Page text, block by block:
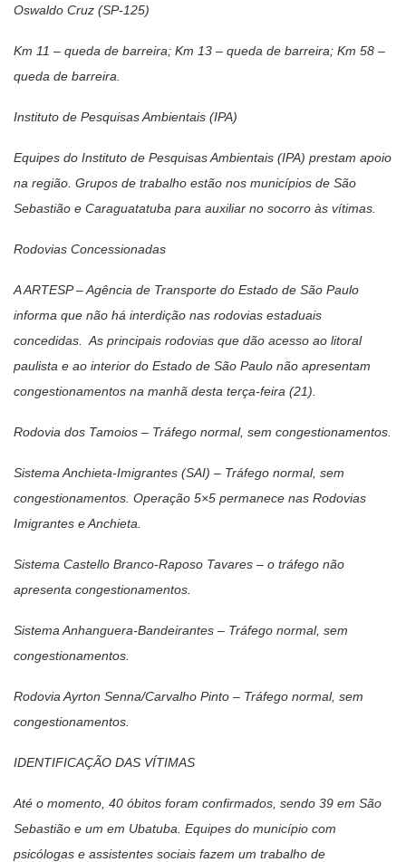
Oswaldo Cruz (SP-125)
Km 11 – queda de barreira; Km 13 – queda de barreira; Km 58 –
queda de barreira.
Instituto de Pesquisas Ambientais (IPA)
Equipes do Instituto de Pesquisas Ambientais (IPA) prestam apoio
na região. Grupos de trabalho estão nos municípios de São
Sebastião e Caraguatatuba para auxiliar no socorro às vítimas.
Rodovias Concessionadas
A ARTESP – Agência de Transporte do Estado de São Paulo
informa que não há interdição nas rodovias estaduais
concedidas. As principais rodovias que dão acesso ao litoral
paulista e ao interior do Estado de São Paulo não apresentam
congestionamentos na manhã desta terça-feira (21).
Rodovia dos Tamoios – Tráfego normal, sem congestionamentos.
Sistema Anchieta-Imigrantes (SAI) – Tráfego normal, sem
congestionamentos. Operação 5×5 permanece nas Rodovias
Imigrantes e Anchieta.
Sistema Castello Branco-Raposo Tavares – o tráfego não
apresenta congestionamentos.
Sistema Anhanguera-Bandeirantes – Tráfego normal, sem
congestionamentos.
Rodovia Ayrton Senna/Carvalho Pinto – Tráfego normal, sem
congestionamentos.
IDENTIFICAÇÃO DAS VÍTIMAS
Até o momento, 40 óbitos foram confirmados, sendo 39 em São
Sebastião e um em Ubatuba. Equipes do município com
psicólogas e assistentes sociais fazem um trabalho de